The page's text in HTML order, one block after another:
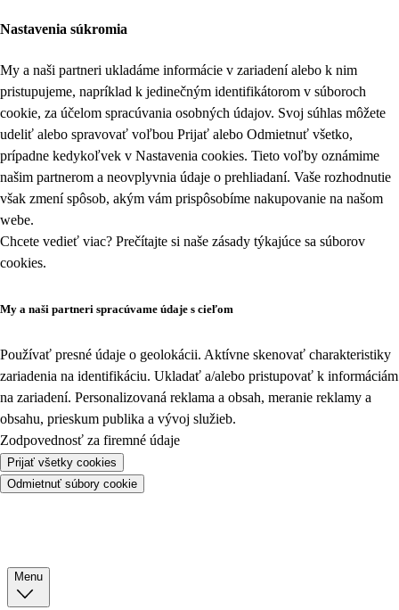
Nastavenia súkromia
My a naši partneri ukladáme informácie v zariadení alebo k nim
pristupujeme, napríklad k jedinečným identifikátorom v súboroch
cookie, za účelom spracúvania osobných údajov. Svoj súhlas môžete
udeliť alebo spravovať voľbou Prijať alebo Odmietnuť všetko,
prípadne kedykoľvek v Nastavenia cookies. Tieto voľby oznámime
našim partnerom a neovplyvnia údaje o prehliadaní. Vaše rozhodnutie
však zmení spôsob, akým vám prispôsobíme nakupovanie na našom
webe.
Chcete vedieť viac? Prečítajte si naše zásady týkajúce sa súborov
cookies.
My a naši partneri spracúvame údaje s cieľom
Používať presné údaje o geolokácii. Aktívne skenovať charakteristiky
zariadenia na identifikáciu. Ukladať a/alebo pristupovať k informáciám
na zariadení. Personalizovaná reklama a obsah, meranie reklamy a
obsahu, prieskum publika a vývoj služieb.
Zodpovednosť za firemné údaje
Prijať všetky cookies
Odmietnuť súbory cookie
Menu